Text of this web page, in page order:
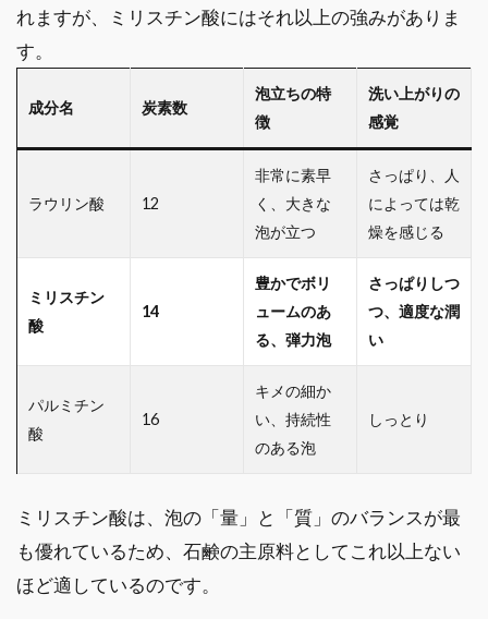
れますが、ミリスチン酸にはそれ以上の強みがありま
す。
成分名 炭素数
泡立ちの特
徴
洗い上がりの
感覚
ラウリン酸 12
非常に素早
く、大きな
泡が立つ
さっぱり、人
によっては乾
燥を感じる
ミリスチン
酸
14
豊かでボリ
ュームのあ
る、弾力泡
さっぱりしつ
つ、適度な潤
い
パルミチン
酸
16
キメの細か
い、持続性
のある泡
しっとり
ミリスチン酸は、泡の「量」と「質」のバランスが最
も優れているため、石鹸の主原料としてこれ以上ない
ほど適しているのです。